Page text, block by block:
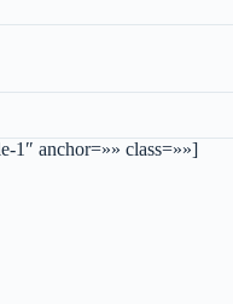
1″ anchor=»» class=»»]